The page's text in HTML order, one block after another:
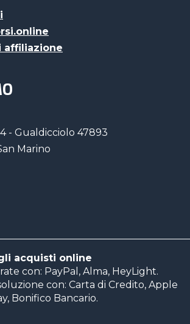
affiliazione
- Gualdicciolo 47893
Marino
acquisti online
con: PayPal, Alma, HeyLight.
con: Carta di Credito, Apple
Bonifico Bancario.